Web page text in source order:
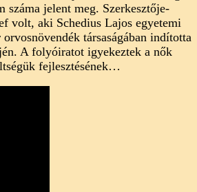
száma jelent meg. Szerkesztője-
volt, aki Schedius Lajos egyetemi
társaságában indította
A folyóiratot igyekeztek a nők
fejlesztésének…